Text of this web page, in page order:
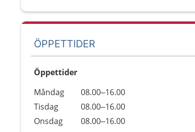
ÖPPETTIDER
Öppettider
Dag
Öppettider
Kommentarer
Måndag
08.00–16.00
Tisdag
08.00–16.00
Onsdag
08.00–16.00